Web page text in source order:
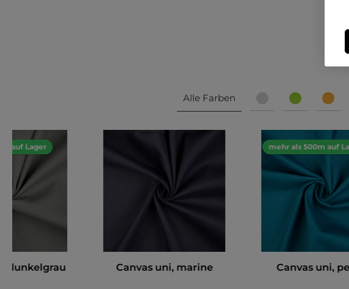
Alle Farben
auf Lager
dunkelgrau Canvas uni, marine
mehr als 500m auf
Canvas uni,